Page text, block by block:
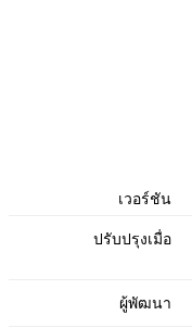
เวอร์ชัน
ปรับปรุงเมื่อ
ผู้พัฒนา